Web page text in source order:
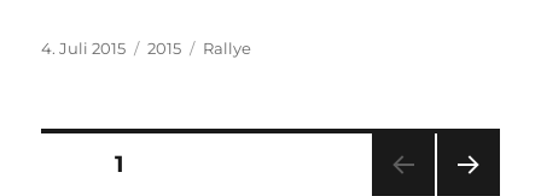
Veröffentlicht
4. Juli 2015 Kategorien
2015 Schlagwörter
Rallye
Seitennummerierung
SEITE1